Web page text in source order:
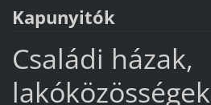
Kapunyitók
Családi házak,
lakóközösségek